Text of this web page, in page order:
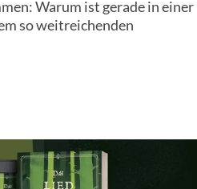
Warum ist gerade in einer
so weitreichenden